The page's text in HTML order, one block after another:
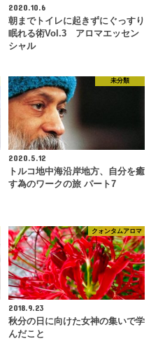
2020.10.6
朝までトイレに起きずにぐっすり
眠れる術Vol.3 アロマエッセン
シャル
未分類
2020.5.12
トルコ地中海沿岸地方、自分を癒
す為のワークの旅 パート7
クォンタムアロマ
2018.9.23
秋分の日に向けた女神の集いで学
んだこと